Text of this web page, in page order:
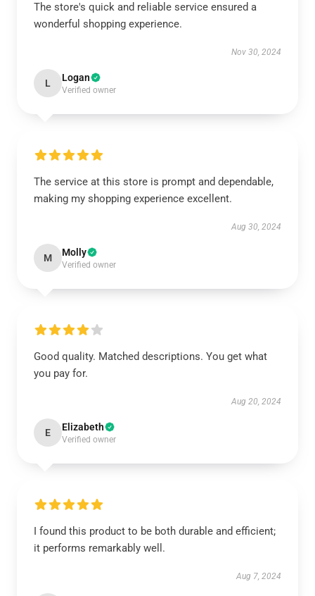
The store's quick and reliable service ensured a
wonderful shopping experience.
Nov 30, 2024
L Logan
Verified owner
The service at this store is prompt and dependable,
making my shopping experience excellent.
Aug 30, 2024
M Molly
Verified owner
Good quality. Matched descriptions. You get what
you pay for.
Aug 20, 2024
E Elizabeth
Verified owner
I found this product to be both durable and efficient;
it performs remarkably well.
Aug 7, 2024